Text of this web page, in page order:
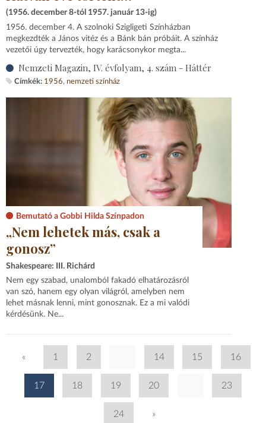
(1956. december 8-tól 1957. január 13-ig)
1956. december 4. A szolnoki Szigligeti Színházban
megkezdték a János vitéz és a Bánk bán próbáit. A színház
vezetői úgy tervezték, hogy karácsonykor megta...
Nemzeti Magazin, IV. évfolyam, 4. szám - Háttér
Címkék: 1956 nemzeti színház
Bemutató a Gobbi Hilda Színpadon
„Nem lehetek más, csak a
gonosz”
Shakespeare: III. Richárd
Nem egy szabad, unalomból fakadó elhatározásról
van szó, hanem egy olyan világról, amelyben nem
lehet másnak lenni, mint gonosznak. Ez a mi valódi
kérdésünk. Ne...
« 1 2 14 15 16
17 18 19 20 23
24 »